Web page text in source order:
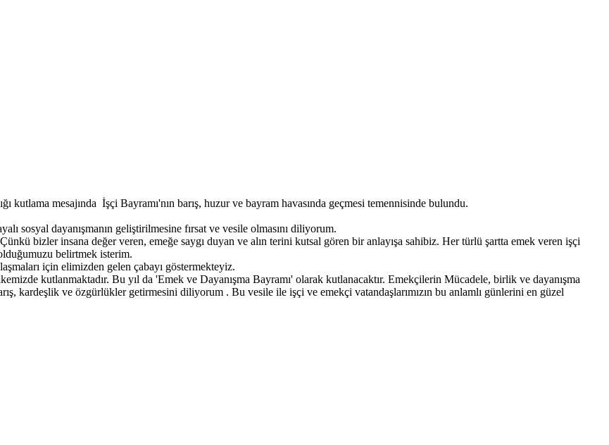
kutlama mesajında İşçi Bayramı'nın barış, huzur ve bayram havasında geçmesi temennisinde bulundu.
sosyal dayanışmanın geliştirilmesine fırsat ve vesile olmasını diliyorum.
bizler insana değer veren, emeğe saygı duyan ve alın terini kutsal gören bir anlayışa sahibiz. Her türlü şartta emek veren işçi
belirtmek isterim.
için elimizden gelen çabayı göstermekteyiz.
kutlanmaktadır. Bu yıl da 'Emek ve Dayanışma Bayramı' olarak kutlanacaktır. Emekçilerin Mücadele, birlik ve dayanışma
kardeşlik ve özgürlükler getirmesini diliyorum . Bu vesile ile işçi ve emekçi vatandaşlarımızın bu anlamlı günlerini en güzel